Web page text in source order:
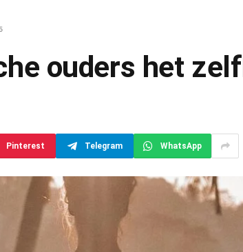
ouders het
Pinterest Telegram WhatsApp